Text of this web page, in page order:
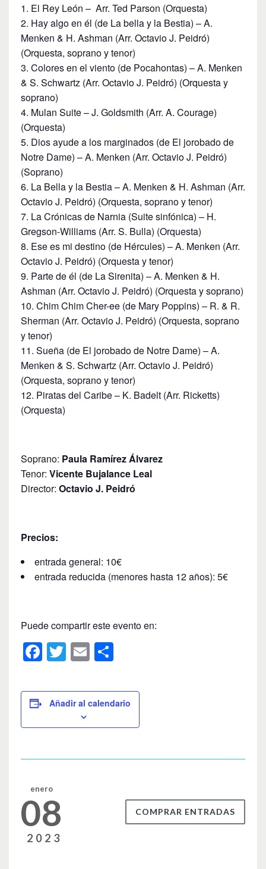
El Rey León – Arr. Ted Parson (Orquesta)
Hay algo en él (de La bella y la Bestia) – A.
Menken & H. Ashman (Arr. Octavio J. Peidró)
(Orquesta, soprano y tenor)
Colores en el viento (de Pocahontas) – A. Menken
& S. Schwartz (Arr. Octavio J. Peidró) (Orquesta y
soprano)
Mulan Suite – J. Goldsmith (Arr. A. Courage)
(Orquesta)
Dios ayude a los marginados (de El jorobado de
Notre Dame) – A. Menken (Arr. Octavio J. Peidró)
(Soprano)
La Bella y la Bestia – A. Menken & H. Ashman (Arr.
Octavio J. Peidró) (Orquesta, soprano y tenor)
La Crónicas de Narnia (Suite sinfónica) – H.
Gregson-Williams (Arr. S. Bulla) (Orquesta)
Ese es mi destino (de Hércules) – A. Menken (Arr.
Octavio J. Peidró) (Orquesta y tenor)
Parte de él (de La Sirenita) – A. Menken & H.
Ashman (Arr. Octavio J. Peidró) (Orquesta y soprano)
Chim Chim Cher-ee (de Mary Poppins) – R. & R.
Sherman (Arr. Octavio J. Peidró) (Orquesta, soprano
y tenor)
Sueña (de El jorobado de Notre Dame) – A.
Menken & S. Schwartz (Arr. Octavio J. Peidró)
(Orquesta, soprano y tenor)
Piratas del Caribe – K. Badelt (Arr. Ricketts)
(Orquesta)
Soprano: Paula Ramírez Álvarez
Tenor: Vicente Bujalance Leal
Director: Octavio J. Peidró
Precios:
entrada general: 10€
entrada reducida (menores hasta 12 años): 5€
Puede compartir este evento en:
F
a
c
e
b
o
k
T
wi
tt
er
E
m
ailm
p
ar
Añadir al calendario
enero
08
2023
COMPRAR ENTRADAS